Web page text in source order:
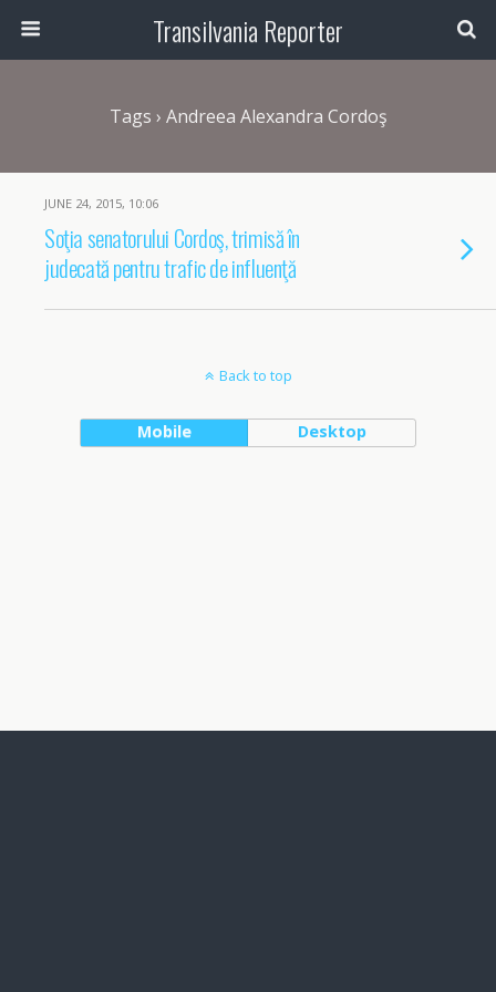
Transilvania Reporter
Tags › Andreea Alexandra Cordoş
JUNE 24, 2015, 10:06
Soţia senatorului Cordoş, trimisă în
judecată pentru trafic de influenţă
Back to top
Mobile Desktop